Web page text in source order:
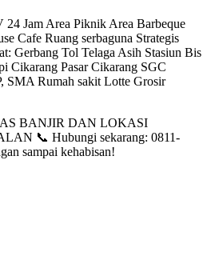
Jam Area Piknik Area Barbeque
Cafe Ruang serbaguna Strategis
Gerbang Tol Telaga Asih Stasiun Bis
Cikarang Pasar Cikarang SGC
SMA Rumah sakit Lotte Grosir
BANJIR DAN LOKASI
📞 Hubungi sekarang: 0811-
sampai kehabisan!